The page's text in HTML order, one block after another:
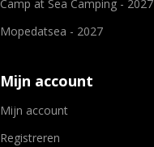
Camp at Sea Camping - 2027
Mopedatsea - 2027
Mijn account
Mijn account
Registreren